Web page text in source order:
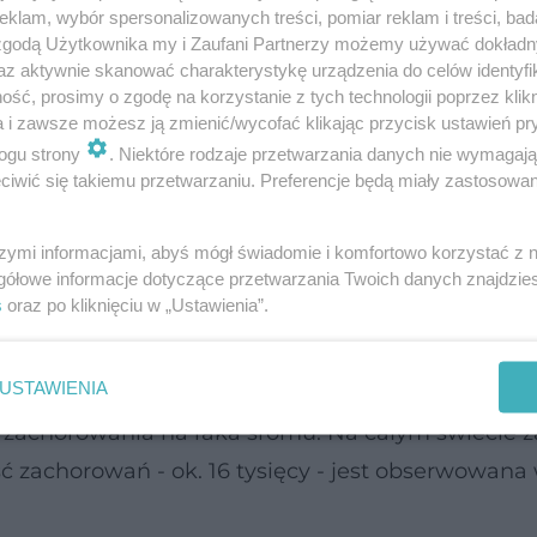
złośliwych kobiet. Nowotwory sromu i
kobiet. Ryzyko zachorowania wzrasta
co do częstości zachorowalności na nowotwory
jajnikairaku błony śluzowej trzonu macicy.
tego nowotworu. Rocznie, z powodu
z Krajowego Rejestru Nowotworów).
w naszym kraju wynosi - 1,4/100 000. Polki
na raka sromu. Na całym świecie
zachorowań - ok. 16 tysięcy - jest obserwowana
wybór spersonalizowanych treści, pomiar reklam i treści,
Użytkownika my i Zaufani Partnerzy możemy używać
aktywnie skanować charakterystykę urządzenia do celów
prosimy o zgodę na korzystanie z tych technologii poprzez
i zawsze możesz ją zmienić/wycofać klikając przycisk ustawień
strony
. Niektóre rodzaje przetwarzania danych nie
się takiemu przetwarzaniu. Preferencje będą miały
informacjami, abyś mógł świadomie i komfortowo korzystać z
informacje dotyczące przetwarzania Twoich danych
oraz po kliknięciu w „Ustawienia”.
USTAWIENIA